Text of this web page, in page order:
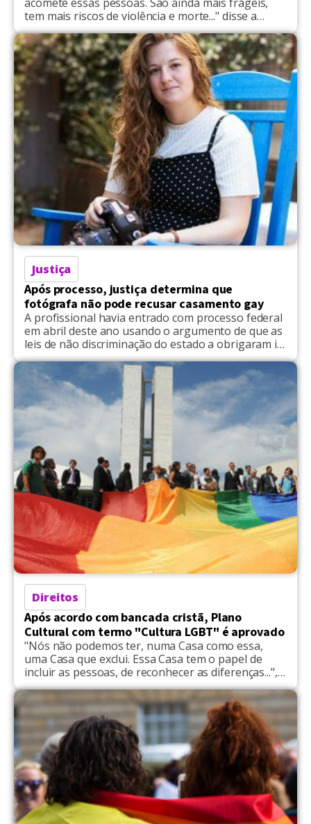
tem mais riscos de violência e morte..." disse a
Secretária de Desenvolvimento Social Cecília
Parnes
Justiça
Após processo, justiça determina que
fotógrafa não pode recusar casamento gay
A profissional havia entrado com processo federal
em abril deste ano usando o argumento de que as
leis de não discriminação do estado a obrigaram ir
contra sua fé
Direitos
Após acordo com bancada cristã, Plano
Cultural com termo "Cultura LGBT" é aprovado
"Nós não podemos ter, numa Casa como essa,
uma Casa que exclui. Essa Casa tem o papel de
incluir as pessoas, de reconhecer as diferenças...",
disse Sílvio Humberto